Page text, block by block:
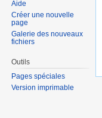
Aide
Créer une nouvelle
page
Galerie des nouveaux
fichiers
Outils
Pages spéciales
Version imprimable